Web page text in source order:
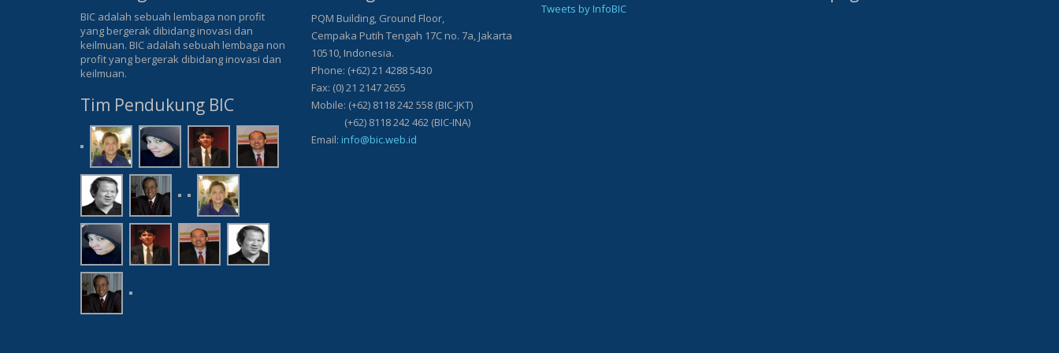
BIC adalah sebuah lembaga non profit
yang bergerak dibidang inovasi dan
keilmuan. BIC adalah sebuah lembaga non
profit yang bergerak dibidang inovasi dan
keilmuan.
Tim Pendukung BIC
PQM Building, Ground Floor,
Cempaka Putih Tengah 17C no. 7a, Jakarta
10510, Indonesia.
Phone: (+62) 21 4288 5430
Fax: (0) 21 2147 2655
Mobile: (+62) 8118 242 558 (BIC-JKT)
(+62) 8118 242 462 (BIC-INA)
Email: info@bic.web.id
Tweets by InfoBIC